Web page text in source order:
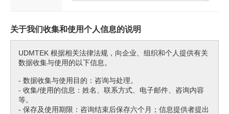
关于我们收集和使用个人信息的说明
UDMTEK 根据相关法律法规，向企业、组织和个人提供有关
数据收集与使用的以下信息。
- 数据收集与使用目的：咨询与处理。
- 收集/使用的信息：姓名、联系方式、电子邮件、咨询内容
等。
- 保存及使用期限：咨询结束后保存六个月；信息提供者提出